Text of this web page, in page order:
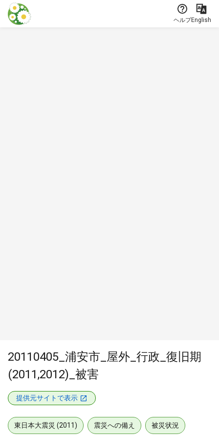
本文に飛ぶ
ヘルプEnglish
20110405_浦安市_屋外_行政_復旧期
(2011,2012)_被害
提供元サイトで表示
東日本大震災 (2011) 震災への備え 被災状況